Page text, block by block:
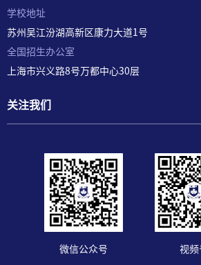
关注我们
微信公众号 视频
学校地址
苏州吴江汾湖高新区康力大道1号
全国招生办公室
上海市兴义路8号万都中心30层